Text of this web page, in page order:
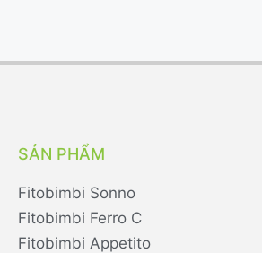
SẢN PHẨM
Fitobimbi Sonno
Fitobimbi Ferro C
Fitobimbi Appetito